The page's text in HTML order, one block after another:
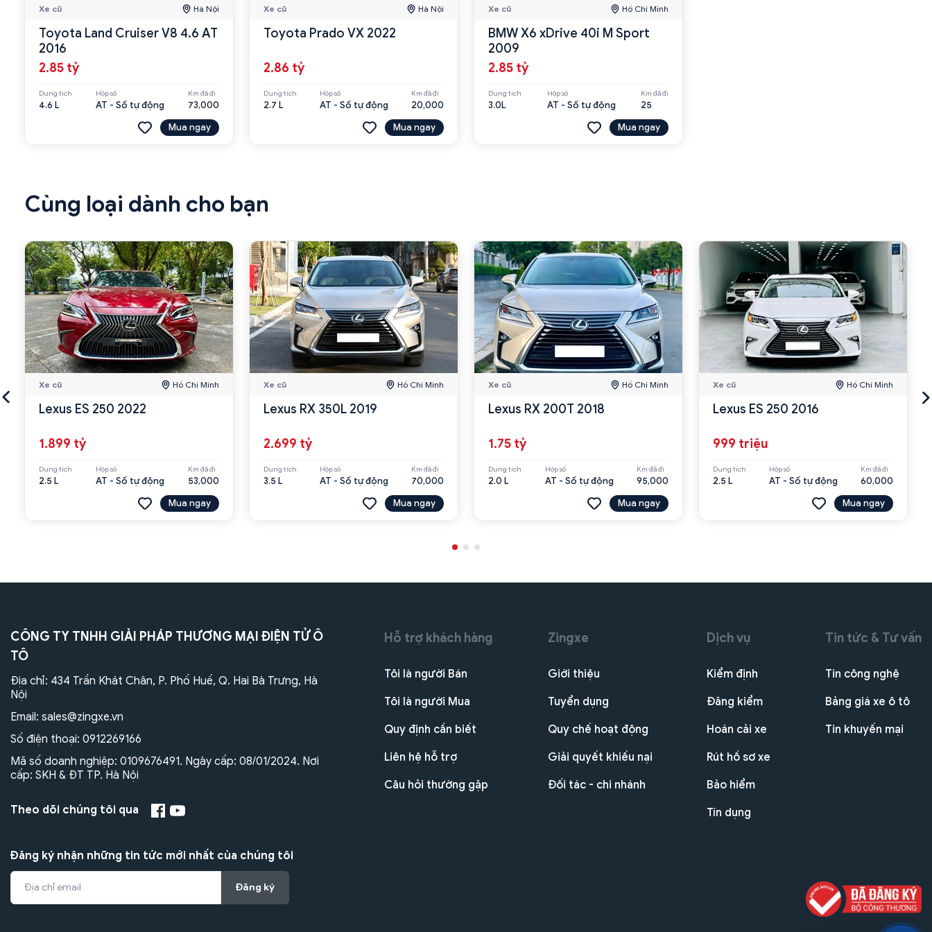
Xe cũ Hà Nội
Toyota Land Cruiser V8 4.6 AT
2016
2.85 tỷ
Dung tích
4.6 L
Hộp số
AT - Số tự động
Km đã đi
73,000
Mua ngay
Xe cũ Hà Nội
Toyota Prado VX 2022
2.86 tỷ
Dung tích
2.7 L
Hộp số
AT - Số tự động
Km đã đi
20,000
Mua ngay
Xe cũ Hồ Chí Minh
BMW X6 xDrive 40i M Sport
2009
2.85 tỷ
Dung tích
3.0L
Hộp số
AT - Số tự động
Km đã đi
25
Mua ngay
Cùng loại dành cho bạn
Xe cũ Hồ Chí Minh
Lexus ES 250 2022
1.899 tỷ
Dung tích
2.5 L
Hộp số
AT - Số tự động
Km đã đi
53,000
Mua ngay
Xe cũ Hồ Chí Minh
Lexus RX 350L 2019
2.699 tỷ
Dung tích
3.5 L
Hộp số
AT - Số tự động
Km đã đi
70,000
Mua ngay
Xe cũ Hồ Chí Minh
Lexus RX 200T 2018
1.75 tỷ
Dung tích
2.0 L
Hộp số
AT - Số tự động
Km đã đi
95,000
Mua ngay
Xe cũ Hồ Chí Minh
Lexus ES 250 2016
999 triệu
Dung tích
2.5 L
Hộp số
AT - Số tự động
Km đã đi
60,000
Mua ngay
CÔNG TY TNHH GIẢI PHÁP THƯƠNG MẠI ĐIỆN TỬ Ô
TÔ
Địa chỉ: 434 Trần Khát Chân, P. Phố Huế, Q. Hai Bà Trưng, Hà
Nội
Email: sales@zingxe.vn
Số điện thoại: 0912269166
Mã số doanh nghiệp: 0109676491. Ngày cấp: 08/01/2024. Nơi
cấp: SKH & ĐT TP. Hà Nội
Theo dõi chúng tôi qua
Đăng ký nhận những tin tức mới nhất của chúng tôi
Đăng ký
Hỗ trợ khách hàng
Tôi là người Bán
Tôi là người Mua
Quy định cần biết
Liên hệ hỗ trợ
Câu hỏi thường gặp
Zingxe
Giới thiệu
Tuyển dụng
Quy chế hoạt động
Giải quyết khiếu nại
Đối tác - chi nhánh
Dịch vụ
Kiểm định
Đăng kiểm
Hoán cải xe
Rút hồ sơ xe
Bảo hiểm
Tín dụng
Tin tức & Tư vấn
Tin công nghệ
Bảng giá xe ô tô
Tin khuyến mại